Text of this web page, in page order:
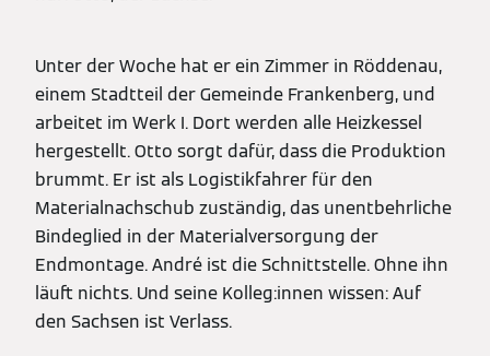
Unter der Woche hat er ein Zimmer in Röddenau,
einem Stadtteil der Gemeinde Frankenberg, und
arbeitet im Werk I. Dort werden alle Heizkessel
hergestellt. Otto sorgt dafür, dass die Produktion
brummt. Er ist als Logistikfahrer für den
Materialnachschub zuständig, das unentbehrliche
Bindeglied in der Materialversorgung der
Endmontage. André ist die Schnittstelle. Ohne ihn
läuft nichts. Und seine Kolleg:innen wissen: Auf
den Sachsen ist Verlass.